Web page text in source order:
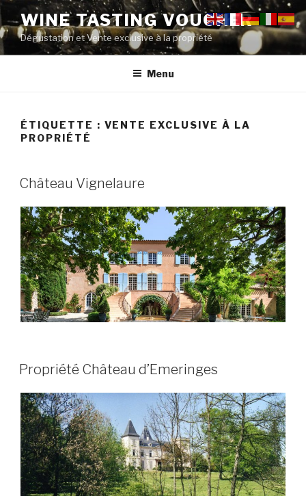
Aller
au
contenu
principal
WINE TASTING VOUCHER
Dégustation et Vente exclusive à la propriété
Menu
ÉTIQUETTE : VENTE EXCLUSIVE À LA
PROPRIÉTÉ
PUBLIÉ
LE
Château Vignelaure
PUBLIÉ
LE
Propriété Château d’Emeringes